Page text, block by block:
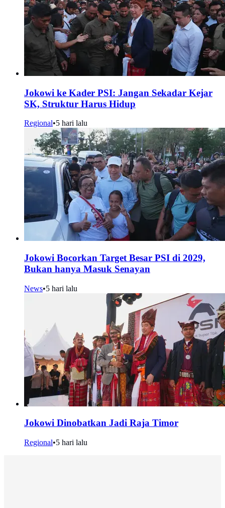
Jokowi ke Kader PSI: Jangan Sekadar Kejar
SK, Struktur Harus Hidup
Regional•5 hari lalu
Jokowi Bocorkan Target Besar PSI di 2029,
Bukan hanya Masuk Senayan
News•5 hari lalu
Jokowi Dinobatkan Jadi Raja Timor
Regional•5 hari lalu